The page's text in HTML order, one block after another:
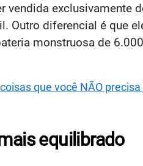
vendida exclusivamente
Outro diferencial é que
monstruosa de
que você NÃO
equilibrado